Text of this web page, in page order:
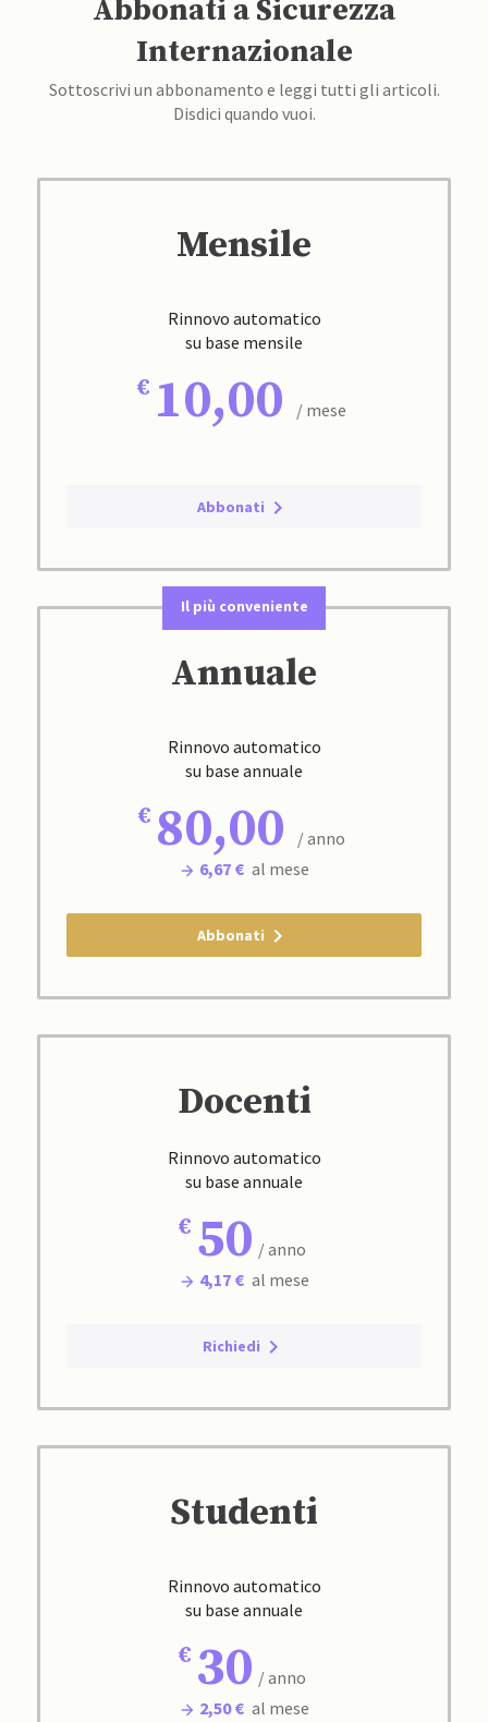
Abbonati a Sicurezza
Internazionale
Sottoscrivi un abbonamento e leggi tutti gli articoli.
Disdici quando vuoi.
Mensile
Rinnovo automatico
su base mensile
10,00 / mese
Abbonati
Il più conveniente
Annuale
Rinnovo automatico
su base annuale
80,00
/ anno
6,67 € al mese
Abbonati
Docenti
Rinnovo automatico
su base annuale
50 / anno
4,17 € al mese
Richiedi
Studenti
Rinnovo automatico
su base annuale
30 / anno
2,50 € al mese